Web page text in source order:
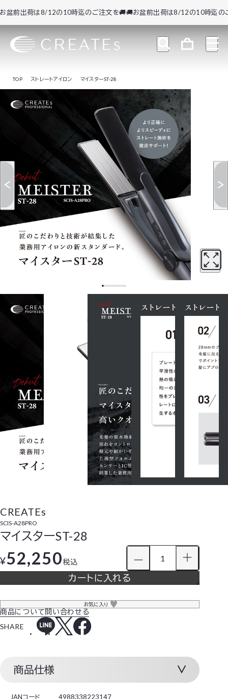
出荷は8/12の10時迄のご注文を🚚🚚お盆前出荷は8/12の10時迄のご注
TOP ストレートアイロン マイスターST-28
CREATEs
SCIS-A28PRO
マイスターST-28
¥52,250税込
カートに入れる
お気に入り
商品について問い合わせる
SHARE
商品仕様
JANコード
4988338223147